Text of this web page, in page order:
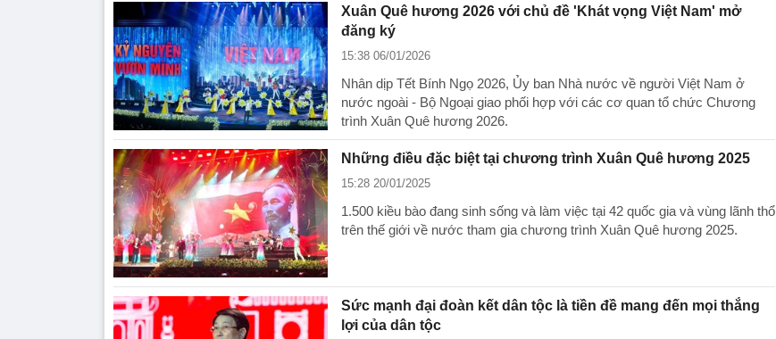
Xuân Quê hương 2026 với chủ đề 'Khát vọng Việt Nam' mở
đăng ký
15:38 06/01/2026
Nhân dịp Tết Bính Ngọ 2026, Ủy ban Nhà nước về người Việt Nam ở
nước ngoài - Bộ Ngoại giao phối hợp với các cơ quan tổ chức Chương
trình Xuân Quê hương 2026.
Những điều đặc biệt tại chương trình Xuân Quê hương 2025
15:28 20/01/2025
1.500 kiều bào đang sinh sống và làm việc tại 42 quốc gia và vùng lãnh thổ
trên thế giới về nước tham gia chương trình Xuân Quê hương 2025.
Sức mạnh đại đoàn kết dân tộc là tiền đề mang đến mọi thắng
lợi của dân tộc